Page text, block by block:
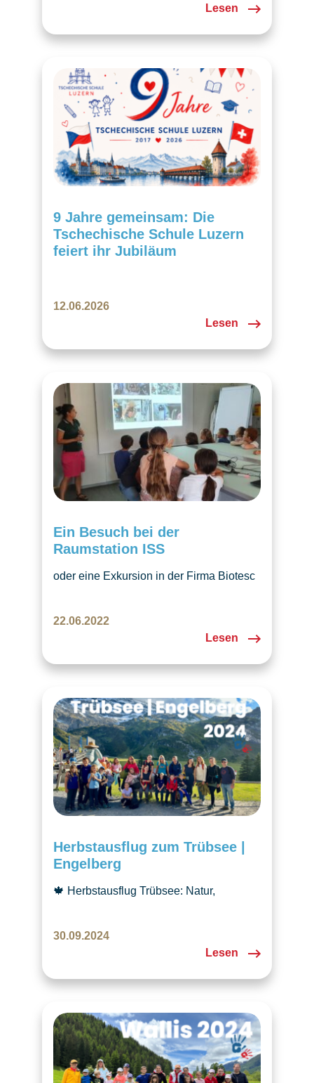
Lesen
9 Jahre gemeinsam: Die
Tschechische Schule Luzern
feiert ihr Jubiläum
12.06.2026
Lesen
Ein Besuch bei der
Raumstation ISS
oder eine Exkursion in der Firma Biotesc
Eltern einen Besuch am Tag der offenen
Tür in der Firma Biotesc in Hergiswil
22.06.2022
Lesen
Herbstausflug zum Trübsee |
Engelberg
🍁 Herbstausflug Trübsee: Natur,
erlebnisreichen Tag in der Region
30.09.2024
Lesen